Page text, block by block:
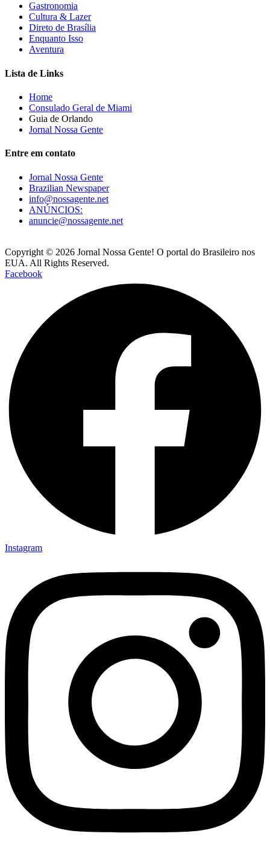
Gastronomia
Cultura & Lazer
Direto de Brasília
Enquanto Isso
Aventura
Lista de Links
Home
Consulado Geral de Miami
Guia de Orlando
Jornal Nossa Gente
Entre em contato
Jornal Nossa Gente
Brazilian Newspaper
info@nossagente.net
ANÚNCIOS:
anuncie@nossagente.net
Copyright © 2026 Jornal Nossa Gente! O portal do Brasileiro nos
EUA. All Rights Reserved.
Facebook
Instagram